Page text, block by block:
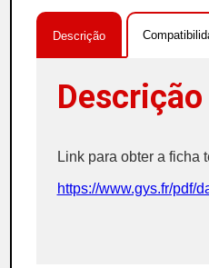
Descrição
Descrição
Link para obter a ficha
https://www.gys.fr/pdf/